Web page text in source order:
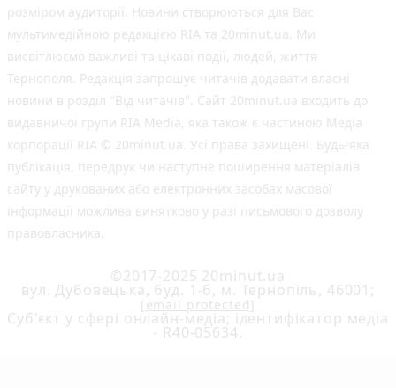
розміром аудиторії. Новини створюються для Вас
мультимедійною редакцією RIA та 20minut.ua. Ми
висвітлюємо важливі та цікаві події, людей, життя
Тернополя. Редакція запрошує читачів додавати власні
новини в розділ "Від читачів". Сайт 20minut.ua входить до
видавничої групи RIA Media, яка також є частиною Медіа
корпорації RIA © 20minut.ua. Усі права захищені. Будь-яка
публiкацiя, передрук чи наступне поширення матеріалів
сайту у друкованих або електронних засобах масової
інформації можлива винятково у разі письмового дозволу
правовласника.
©2017-2025 20minut.ua
вул. Дубовецька, буд. 1-б, м. Тернопіль, 46001;
[email protected]
Cуб'єкт у сфері онлайн-медіа; ідентифікатор медіа
- R40-05634.